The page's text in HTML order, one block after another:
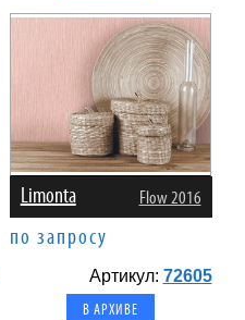
Limonta Flow 2016
по запросу
Артикул: 72605
В АРХИВЕ